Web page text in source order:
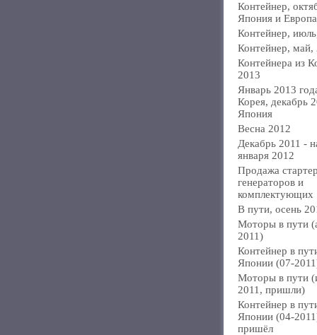
Контейнер,
Япония и
Контейнер,
Контейнер, май,
Контейнера из
2013
Январь 2013
Корея, декабрь
Япония
Весна 2012
Декабрь 2011 -
января 2012
Продажа
генераторов и
комплектующих
В пути, осень
Моторы в пути
2011)
Контейнер в
Японии (07-
Моторы в пути
2011, пришли)
Контейнер в
Японии (04-
пришёл